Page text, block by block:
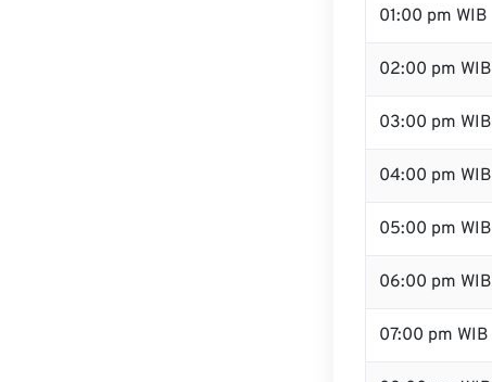
01:00 pm WIB
02:00 pm WIB
03:00 pm WIB
04:00 pm WIB
05:00 pm WIB
06:00 pm WIB
07:00 pm WIB